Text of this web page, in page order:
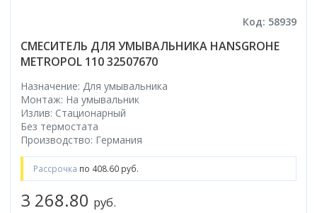
Код: 58939
СМЕСИТЕЛЬ ДЛЯ УМЫВАЛЬНИКА HANSGROHE
METROPOL 110 32507670
Назначение: Для умывальника
Монтаж: На умывальник
Излив: Стационарный
Без термостата
Производство: Германия
Рассрочка по 408.60 руб.
3 268.80 руб.